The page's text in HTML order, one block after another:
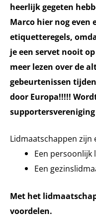
heerlijk gegeten
Marco hier nog even
etiquetteregels,
je een servet nooit
meer lezen over de
gebeurtenissen
door Europa!!!!!
supportersvereniging
Lidmaatschappen zijn
Een persoonlijk
Een
Met het
voordelen.